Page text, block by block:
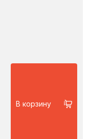
В корзину